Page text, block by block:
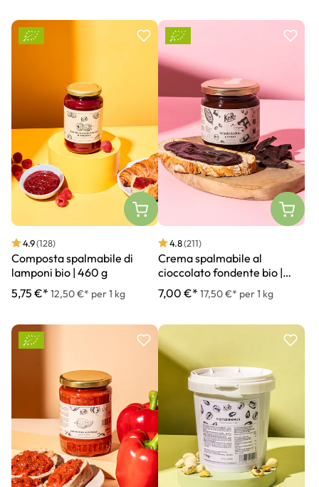
4.9(128)
Composta spalmabile di
lamponi bio | 460 g
5,75 €* 12,50 €* per 1 kg
4.8(211)
Crema spalmabile al
cioccolato fondente bio |
400 g
7,00 €* 17,50 €* per 1 kg